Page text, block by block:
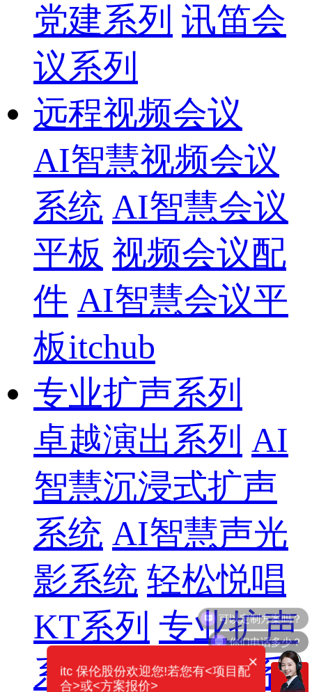
党建系列 讯笛会
议系列
远程视频会议
AI智慧视频会议
系统 AI智慧会议
平板 视频会议配
件 AI智慧会议平
板itchub
专业扩声系列
卓越演出系列 AI
智慧沉浸式扩声
系统 AI智慧声光
影系统 轻松悦唱
KT系列 专业扩声
系列 专业音箱系
你们电话多少？
×
itc 保伦股份欢迎您!若您有<项目配
合>或<方案报价>